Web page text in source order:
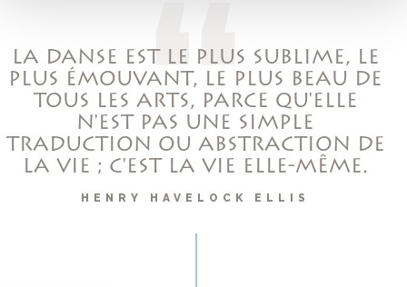
LA DANSE EST LE PLUS SUBLIME, LE
PLUS ÉMOUVANT, LE PLUS BEAU DE
TOUS LES ARTS, PARCE QU'ELLE
N'EST PAS UNE SIMPLE
TRADUCTION OU ABSTRACTION DE
LA VIE ; C'EST LA VIE ELLE-MÊME.
HENRY HAVELOCK ELLIS